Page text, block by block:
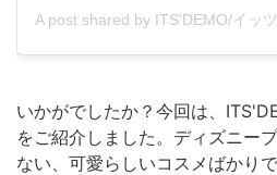
いかがでしたか？今回は、
をご紹介しました。ディズニー
ない、可愛らしいコスメばかり